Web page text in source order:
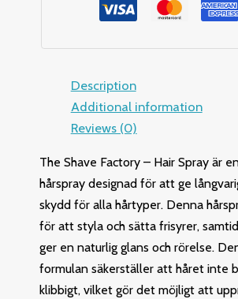
Description
Additional information
Reviews (0)
The Shave Factory – Hair Spray är
hårspray designad för att ge
skydd för alla hårtyper. Denna
för att styla och sätta frisyrer,
ger en naturlig glans och rörelse.
formulan säkerställer att håret inte
klibbigt, vilket gör det möjligt att